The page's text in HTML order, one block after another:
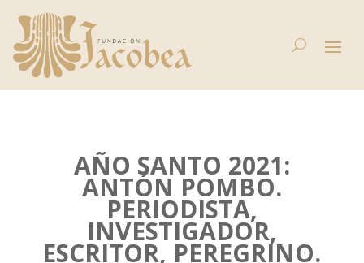
AÑO SANTO 2021:
ANTÓN POMBO.
PERIODISTA,
INVESTIGADOR,
ESCRITOR, PEREGRINO.